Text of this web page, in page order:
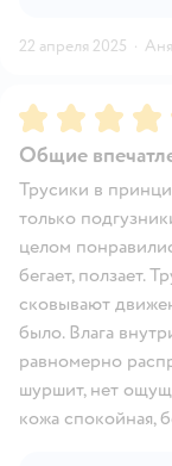
22 апреля 2025 · Аня
Рейтинг:5
Общие
Трусики в
только
целом
бегает, ползает.
сковывают
было. Влага
равномерно
шуршит, нет
кожа спокойная,